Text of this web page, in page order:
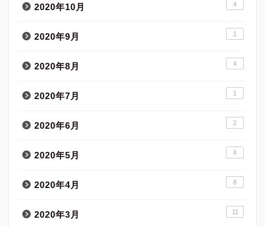
2020年10月 4
2020年9月 1
2020年8月 4
2020年7月 1
2020年6月 2
2020年5月 4
2020年4月 8
2020年3月 11